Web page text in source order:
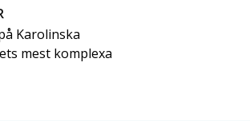
Karolinska
mest komplexa